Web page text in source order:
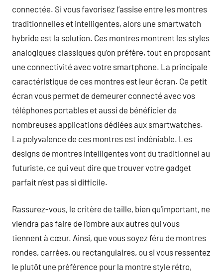
connectée. Si vous favorisez l’assise entre les montres
traditionnelles et intelligentes, alors une smartwatch
hybride est la solution. Ces montres montrent les styles
analogiques classiques qu’on préfère, tout en proposant
une connectivité avec votre smartphone. La principale
caractéristique de ces montres est leur écran. Ce petit
écran vous permet de demeurer connecté avec vos
téléphones portables et aussi de bénéficier de
nombreuses applications dédiées aux smartwatches.
La polyvalence de ces montres est indéniable. Les
designs de montres intelligentes vont du traditionnel au
futuriste, ce qui veut dire que trouver votre gadget
parfait n’est pas si difficile.
Rassurez-vous, le critère de taille, bien qu’important, ne
viendra pas faire de l’ombre aux autres qui vous
tiennent à cœur. Ainsi, que vous soyez féru de montres
rondes, carrées, ou rectangulaires, ou si vous ressentez
le plutôt une préférence pour la montre style rétro,